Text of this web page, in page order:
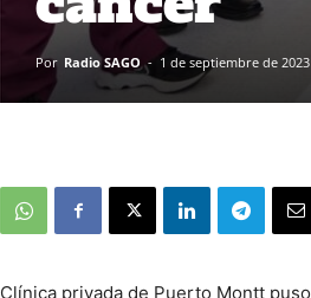
Por Radio SAGO - 1 de septiembre de 2023
Clínica privada de Puerto Montt